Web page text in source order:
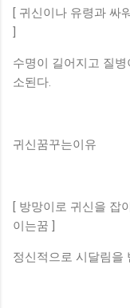
[ 귀신이나 유령과 싸
]
수명이 길어지고 질
소된다.
귀신꿈꾸는이유
[ 방망이로 귀신을 잡
이는꿈 ]
정신적으로 시달림을